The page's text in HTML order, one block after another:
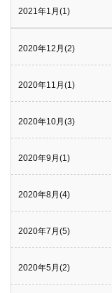
2021年1月(1)
2020年12月(2)
2020年11月(1)
2020年10月(3)
2020年9月(1)
2020年8月(4)
2020年7月(5)
2020年5月(2)